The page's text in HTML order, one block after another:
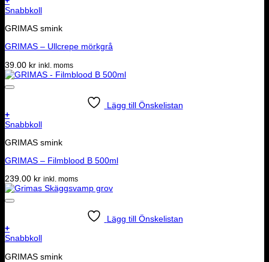
Snabbkoll
GRIMAS smink
GRIMAS – Ullcrepe mörkgrå
39.00 kr inkl. moms
Lägg till Önskelistan
+
Snabbkoll
GRIMAS smink
GRIMAS – Filmblood B 500ml
239.00 kr inkl. moms
Lägg till Önskelistan
+
Snabbkoll
GRIMAS smink